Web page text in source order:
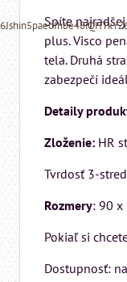
Spíte
plus. Visco
tela. Druhá
zabezpečí
Detaily
Zloženie: HR
Tvrdosť 3-
Rozmery: 90 x
Pokiaľ si
Dostupnosť:
Pohovka
CHESTER -
VÝSTAVNÉHO
Pre milovníkov